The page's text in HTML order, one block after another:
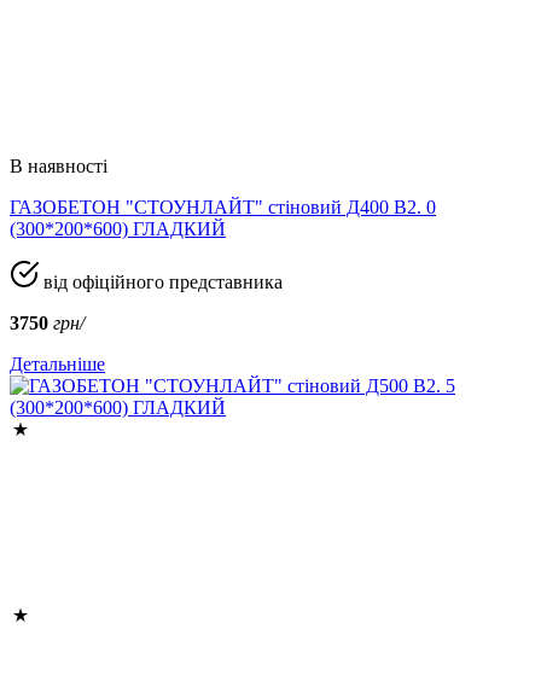
В наявності
ГАЗОБЕТОН "СТОУНЛАЙТ" стіновий Д400 В2. 0
(300*200*600) ГЛАДКИЙ
від офіційного представника
3750 грн/
Детальніше